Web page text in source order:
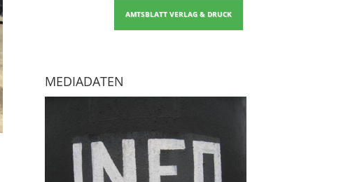
AMTSBLATT VERLAG & DRUCK
MEDIADATEN